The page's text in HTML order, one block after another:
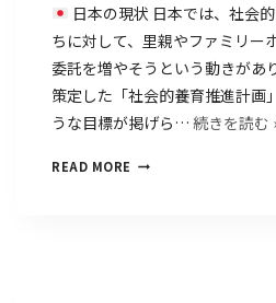
日本の現状 日本では、社会
ちに対して、里親やファミリー
委託を増やそうという動きがあ
策定した「社会的養育推進計画
うな目標が掲げら… 続きを読む
READ MORE